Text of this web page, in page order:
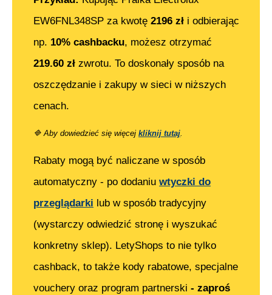
EW6FNL348SP za kwotę 2196 zł i odbierając
np. 10% cashbacku, możesz otrzymać
219.60 zł zwrotu. To doskonały sposób na
oszczędzanie i zakupy w sieci w niższych
cenach.
🔷 Aby dowiedzieć się więcej kliknij tutaj.
Rabaty mogą być naliczane w sposób
automatyczny - po dodaniu wtyczki do
przeglądarki lub w sposób tradycyjny
(wystarczy odwiedzić stronę i wyszukać
konkretny sklep). LetyShops to nie tylko
cashback, to także kody rabatowe, specjalne
vouchery oraz program partnerski - zaproś